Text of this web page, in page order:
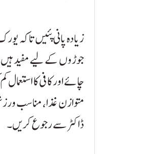
زیادہ پانی پئیں تاکہ
جوڑوں کے لیے مفید
چائے اور کافی کا
متوازن غذا، مناسب
ڈاکٹر سے رجوع کریں۔